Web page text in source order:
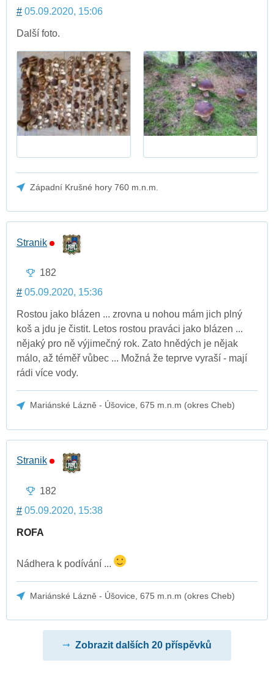
# 05.09.2020, 15:06
Další foto.
Západní Krušné hory 760 m.n.m.
Stranik
182
# 05.09.2020, 15:36
Rostou jako blázen ... zrovna u nohou mám jich plný
koš a jdu je čistit. Letos rostou praváci jako blázen ...
nějaký pro ně výjimečný rok. Zato hnědých je nějak
málo, až téměř vůbec ... Možná že teprve vyraší - mají
rádi více vody.
Mariánské Lázně - Úšovice, 675 m.n.m (okres Cheb)
Stranik
182
# 05.09.2020, 15:38
ROFA
Nádhera k podívání ...
Mariánské Lázně - Úšovice, 675 m.n.m (okres Cheb)
Zobrazit dalších 20 příspěvků